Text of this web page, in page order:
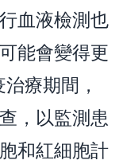
血液檢測也
能會變得更
療期間，
，以監測患
和紅細胞計